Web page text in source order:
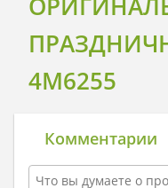
4M6255
Комментарии